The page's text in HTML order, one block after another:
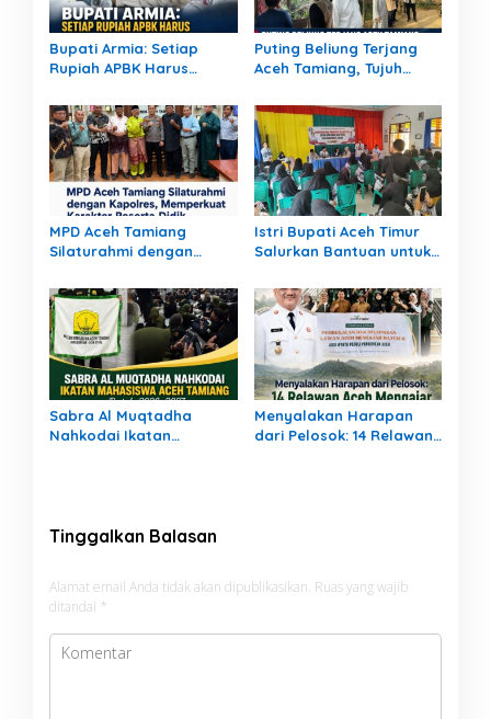
Bupati Armia: Setiap
Rupiah APBK Harus
Masyarakat
Puting Beliung Terjang
Aceh Tamiang, Tujuh
Bang Jek Tinjau Lokasi
Bencana
MPD Aceh Tamiang
Silaturahmi dengan
Karakter Peserta Didik
Istri Bupati Aceh Timur
Salurkan Bantuan untuk
Banjir di Peureulak
Sabra Al Muqtadha
Nahkodai Ikatan
Menyalakan Harapan
dari Pelosok: 14 Relawan
Tinggalkan Balasan
Alamat email Anda tidak akan dipublikasikan. Ruas yang wajib
ditandai *